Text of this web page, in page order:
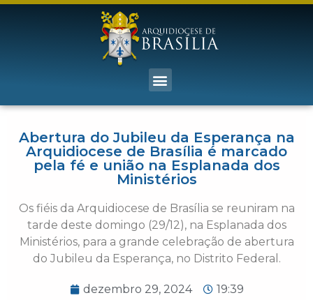
Abertura do Jubileu da Esperança na
Arquidiocese de Brasília é marcado
pela fé e união na Esplanada dos
Ministérios
Os fiéis da Arquidiocese de Brasília se reuniram na
tarde deste domingo (29/12), na Esplanada dos
Ministérios, para a grande celebração de abertura
do Jubileu da Esperança, no Distrito Federal.
dezembro 29, 2024 19:39